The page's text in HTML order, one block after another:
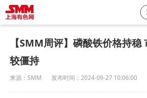
【SMM周评】磷酸铁价格持稳
较僵持
来源： SMM 发布时间： 2024-09-27 10:06:00